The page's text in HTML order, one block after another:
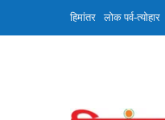
हिमांतर लोक पर्व-त्योहार